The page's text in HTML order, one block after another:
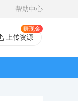
帮助中心
上传资源
赚现金